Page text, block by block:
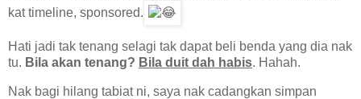
kat timeline, sponsored.
Hati jadi tak tenang selagi tak dapat beli benda yang dia nak
tu. Bila akan tenang? Bila duit dah habis. Hahah.
Nak bagi hilang tabiat ni, saya nak cadangkan simpan